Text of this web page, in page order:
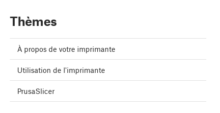
Thèmes
À propos de votre imprimante
Utilisation de l'imprimante
PrusaSlicer